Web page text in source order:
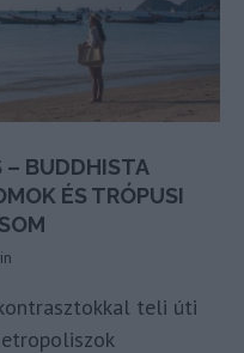
BUDDHISTA
ÉS TRÓPUSI
teli úti